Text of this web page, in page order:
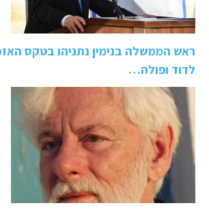
ראש הממשלה בנימין נתניהו בטקס
לדוד ופולה…